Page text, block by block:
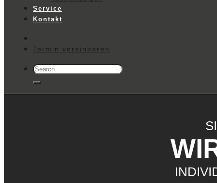
Service
Kontakt
Termin vereinbaren
Search